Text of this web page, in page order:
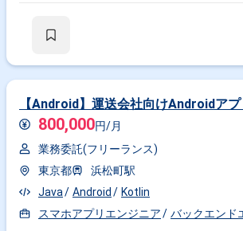
【Android】運送会社向けAndroidア
800,000円/月
業務委託(フリーランス)
東京都
浜松町駅
Java
Android
Kotlin
スマホアプリエンジニア
バックエンド